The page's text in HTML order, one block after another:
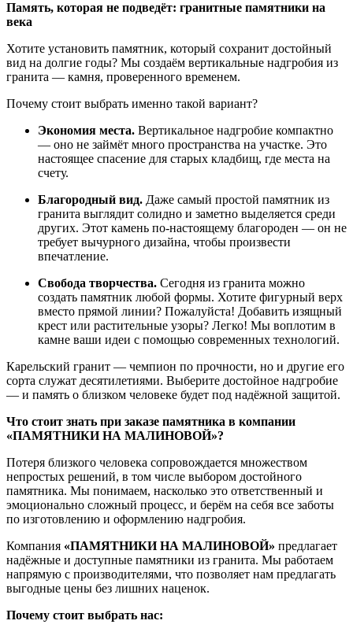
Память, которая не подведёт: гранитные памятники на
века
Хотите установить памятник, который сохранит достойный
вид на долгие годы? Мы создаём вертикальные надгробия из
гранита — камня, проверенного временем.
Почему стоит выбрать именно такой вариант?
Экономия места. Вертикальное надгробие компактно
— оно не займёт много пространства на участке. Это
настоящее спасение для старых кладбищ, где места на
счету.
Благородный вид. Даже самый простой памятник из
гранита выглядит солидно и заметно выделяется среди
других. Этот камень по-настоящему благороден — он не
требует вычурного дизайна, чтобы произвести
впечатление.
Свобода творчества. Сегодня из гранита можно
создать памятник любой формы. Хотите фигурный верх
вместо прямой линии? Пожалуйста! Добавить изящный
крест или растительные узоры? Легко! Мы воплотим в
камне ваши идеи с помощью современных технологий.
Карельский гранит — чемпион по прочности, но и другие его
сорта служат десятилетиями. Выберите достойное надгробие
— и память о близком человеке будет под надёжной защитой.
Что стоит знать при заказе памятника в компании
«ПАМЯТНИКИНА МАЛИНОВОЙ»?
Потеря близкого человека сопровождается множеством
непростых решений, в том числе выбором достойного
памятника. Мы понимаем, насколько это ответственный и
эмоционально сложный процесс, и берём на себя все заботы
по изготовлению и оформлению надгробия.
Компания «ПАМЯТНИКИНА МАЛИНОВОЙ» предлагает
надёжные и доступные памятники из гранита. Мы работаем
напрямую с производителями, что позволяет нам предлагать
выгодные цены без лишних наценок.
Почему стоит выбрать нас: